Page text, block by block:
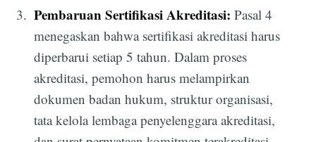
Pembaruan Sertifikasi Akreditasi: Pasal 4
menegaskan bahwa sertifikasi akreditasi harus
diperbarui setiap 5 tahun. Dalam proses
akreditasi, pemohon harus melampirkan
dokumen badan hukum, struktur organisasi,
tata kelola lembaga penyelenggara akreditasi,